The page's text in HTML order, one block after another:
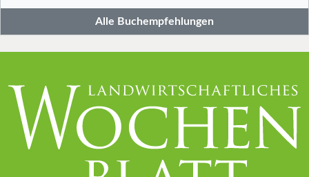
Alle Buchempfehlungen